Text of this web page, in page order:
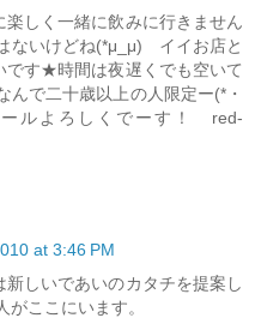
しく一緒に飲みに行きません
ないけどね(*μ_μ) イイお店と
です★時間は夜遅くでも空いて
んで二十歳以上の人限定ー(*・
ルよろしくでーす！ red-
at 3:46 PM
しいであいのカタチを提案し
ここにいます。